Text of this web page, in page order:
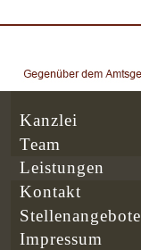
Kanzlei
Team
Leistungen
Kontakt
Stellenangebote
Impressum